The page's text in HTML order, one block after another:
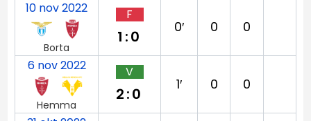
10 nov 2022
Borta
F
1:0
0′ 0 0
6 nov 2022
Hemma
V
2:0
1′ 0 0